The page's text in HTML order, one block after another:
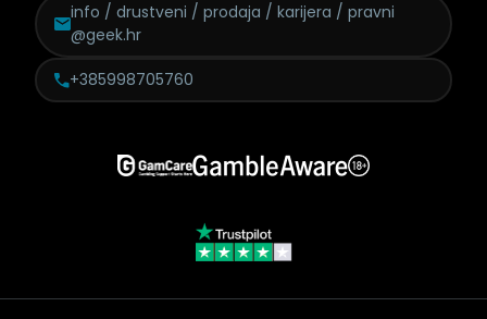
info / drustveni / prodaja / karijera / pravni
@geek.hr
+385998705760